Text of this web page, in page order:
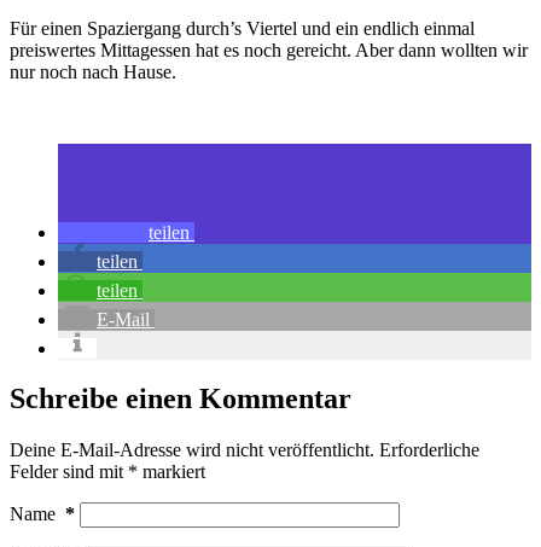
Für einen Spaziergang durch’s Viertel und ein endlich einmal
preiswertes Mittagessen hat es noch gereicht. Aber dann wollten wir
nur noch nach Hause.
teilen
teilen
teilen
E-Mail
Schreibe einen Kommentar
Deine E-Mail-Adresse wird nicht veröffentlicht. Erforderliche
Felder sind mit * markiert
Name *